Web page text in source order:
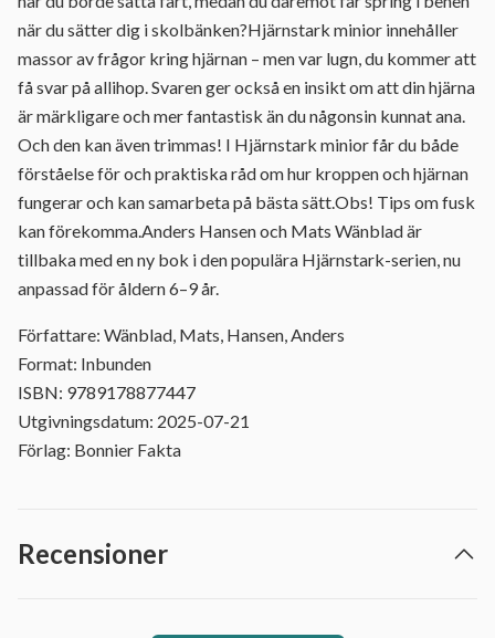
när du sätter dig i skolbänken?Hjärnstark minior innehåller
massor av frågor kring hjärnan – men var lugn, du kommer att
få svar på allihop. Svaren ger också en insikt om att din hjärna
är märkligare och mer fantastisk än du någonsin kunnat ana.
Och den kan även trimmas! I Hjärnstark minior får du både
förståelse för och praktiska råd om hur kroppen och hjärnan
fungerar och kan samarbeta på bästa sätt.Obs! Tips om fusk
kan förekomma.Anders Hansen och Mats Wänblad är
tillbaka med en ny bok i den populära Hjärnstark-serien, nu
anpassad för åldern 6–9 år.
Författare: Wänblad, Mats, Hansen, Anders
Format: Inbunden
ISBN: 9789178877447
Utgivningsdatum: 2025-07-21
Förlag: Bonnier Fakta
Recensioner